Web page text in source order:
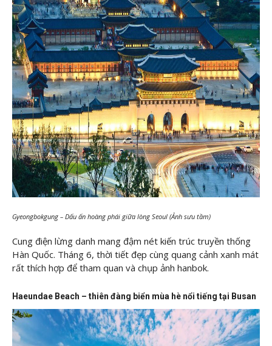
Gyeongbokgung – Dấu ấn hoàng phái giữa lòng Seoul (Ảnh sưu tầm)
Cung điện lừng danh mang đậm nét kiến trúc truyền thống
Hàn Quốc. Tháng 6, thời tiết đẹp cùng quang cảnh xanh mát
rất thích hợp để tham quan và chụp ảnh hanbok.
Haeundae Beach – thiên đàng biển mùa hè nổi tiếng tại Busan